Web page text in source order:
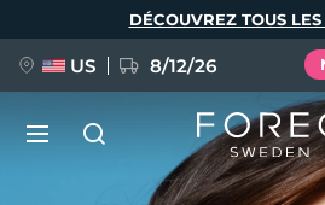
DÉCOUVREZ TOUS
US 8/12/26